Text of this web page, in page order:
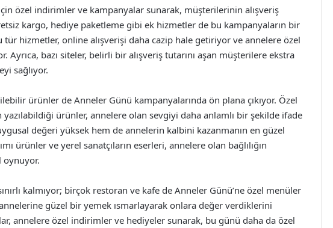
özel indirimler ve kampanyalar sunarak, müşterilerinin alışveriş
kargo, hediye paketleme gibi ek hizmetler de bu kampanyaların bir
tür hizmetler, online alışverişi daha cazip hale getiriyor ve annelere özel
Ayrıca, bazı siteler, belirli bir alışveriş tutarını aşan müşterilere ekstra
sağlıyor.
ürünler de Anneler Günü kampanyalarında ön plana çıkıyor. Özel
ürünler, annelere olan sevgiyi daha anlamlı bir şekilde ifade
değeri yüksek hem de annelerin kalbini kazanmanın en güzel
ürünler ve yerel sanatçıların eserleri, annelere olan bağlılığın
oynuyor.
kalmıyor; birçok restoran ve kafe de Anneler Günü’ne özel menüler
güzel bir yemek ısmarlayarak onlara değer verdiklerini
annelere özel indirimler ve hediyeler sunarak, bu günü daha da özel